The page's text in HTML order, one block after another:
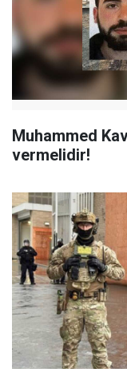
Muhammed
vermelidir!